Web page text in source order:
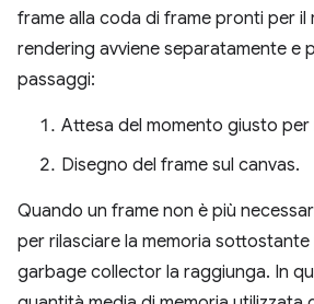
frame alla coda di frame pronti per il
rendering avviene separatamente e
passaggi:
Attesa del momento giusto per
Disegno del frame sul canvas.
Quando un frame non è più
per rilasciare la memoria sottostante
garbage collector la raggiunga. In